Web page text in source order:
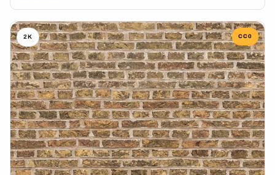
2K CC0